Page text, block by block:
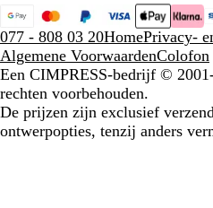
077 - 808 03 20HomePrivacy-
Algemene VoorwaardenColofon
Een CIMPRESS-bedrijf ©
rechten voorbehouden.
De prijzen zijn exclusief
ontwerpopties, tenzij anders